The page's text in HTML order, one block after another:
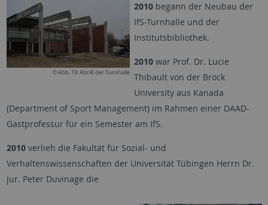
© Abb. 19: Abriß der Turnhalle
2010 begann der Neubau der
IfS-Turnhalle und der
Institutsbibliothek.
2010 war Prof. Dr. Lucie
Thibault von der Brock
University aus Kanada
(Department of Sport Management) im Rahmen einer DAAD-
Gastprofessur für ein Semester am IfS.
2010 verlieh die Fakultät für Sozial- und
Verhaltenswissenschaften der Universität Tübingen Herrn Dr.
jur. Peter Duvinage die